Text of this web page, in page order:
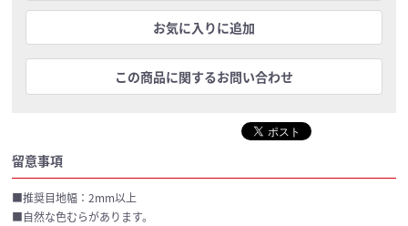
お気に入りに追加
この商品に関するお問い合わせ
留意事項
■推奨目地幅：2mm以上
■自然な色むらがあります。